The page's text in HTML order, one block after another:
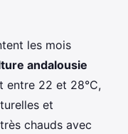
les mois
andalousie
entre 22 et 28°C,
et
chauds avec